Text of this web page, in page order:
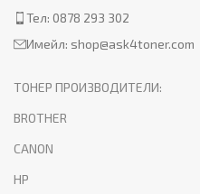
Тел: 0878 293 302
Имейл: shop@ask4toner.com
ТОНЕР ПРОИЗВОДИТЕЛИ:
BROTHER
CANON
HP